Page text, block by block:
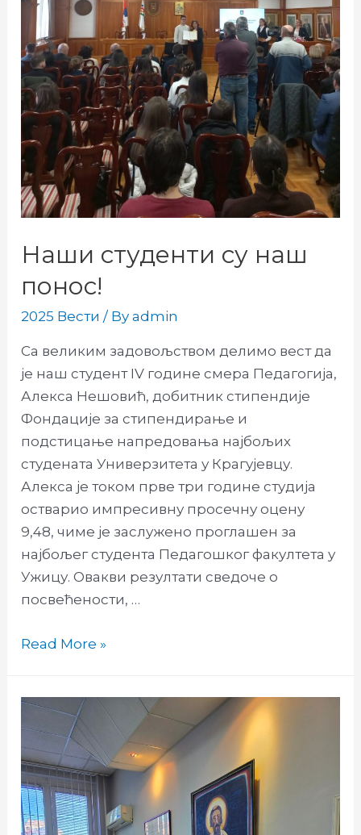
Наши студенти су наш
понос!
2025 Вести / Byadmin
Са великим задовољством делимо вест да
је наш студент IV године смера Педагогија,
Алекса Нешовић, добитник стипендије
Фондације за стипендирање и
подстицање напредовања најбољих
студената Универзитета у Крагујевцу.​
Алекса је током прве три године студија
остварио импресивну просечну оцену
9,48, чиме је заслужено проглашен за
најбољег студента Педагошког факултета у
Ужицу. ​Овакви резултати сведоче о
посвећености, …
Наши
наш
понос!
Read More »